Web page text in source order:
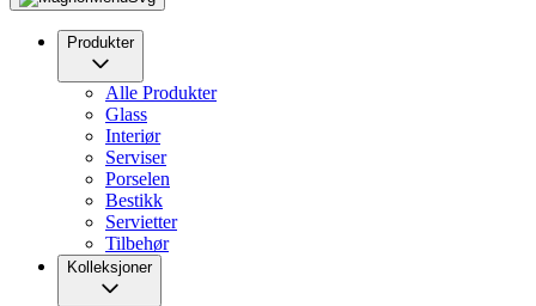
Produkter
Alle Produkter
Glass
Interiør
Serviser
Porselen
Bestikk
Servietter
Tilbehør
Kolleksjoner